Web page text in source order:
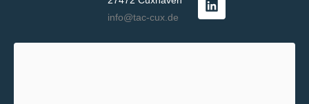
info@tac-cux.de